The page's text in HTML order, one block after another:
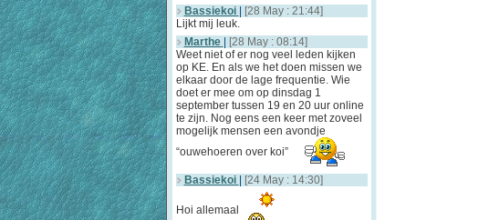
Bassiekoi
[28 May : 21:44]
Lijkt mij leuk.
Marthe
[28 May : 08:14]
Weet niet of er nog veel leden kijken
op KE. En als we het doen missen we
elkaar door de lage frequentie. Wie
doet er mee om op dinsdag 1
september tussen 19 en 20 uur online
te zijn. Nog eens een keer met zoveel
mogelijk mensen een avondje
“ouwehoeren over koi”
Bassiekoi [24 May : 14:30]
Hoi allemaal